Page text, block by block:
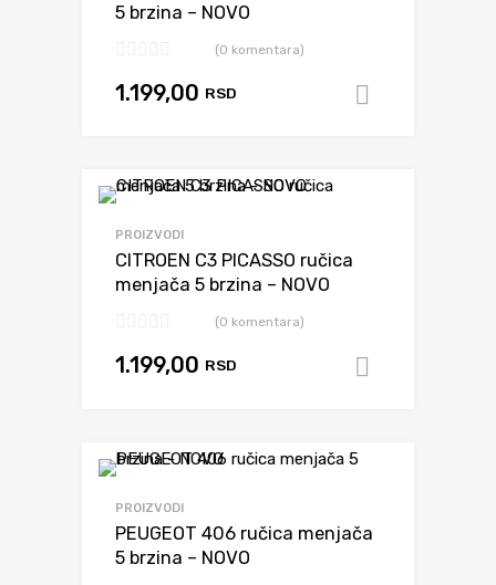
5 brzina – NOVO
(0 komentara)
1.199,00 RSD
PROIZVODI
CITROEN C3 PICASSO ručica
menjača 5 brzina – NOVO
(0 komentara)
1.199,00 RSD
PROIZVODI
PEUGEOT 406 ručica menjača
5 brzina – NOVO